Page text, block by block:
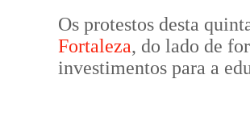
Os protestos desta
Fortaleza, do lado de
investimentos para a